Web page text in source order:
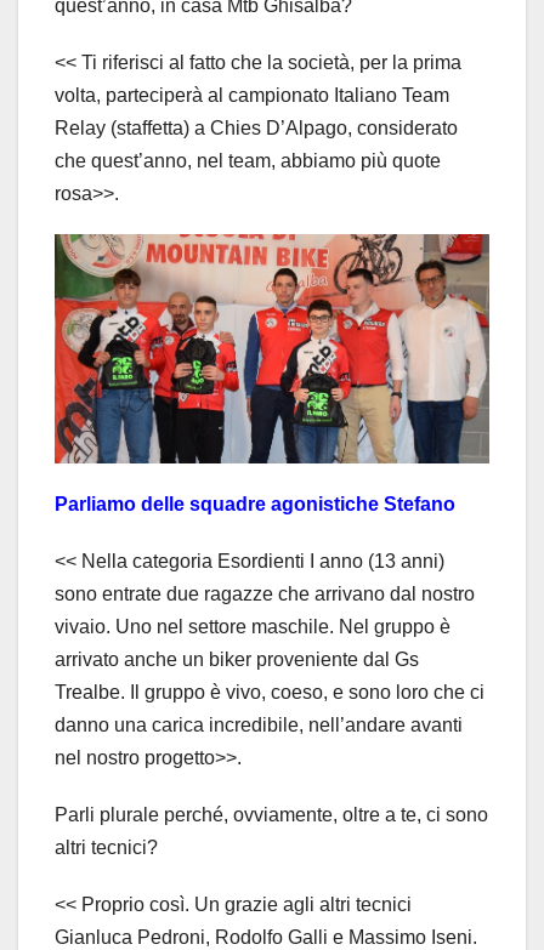
quest’anno, in casa Mtb Ghisalba?
<< Ti riferisci al fatto che la società, per la prima
volta, parteciperà al campionato Italiano Team
Relay (staffetta) a Chies D’Alpago, considerato
che quest’anno, nel team, abbiamo più quote
rosa>>.
Parliamo delle squadre agonistiche Stefano
<< Nella categoria Esordienti I anno (13 anni)
sono entrate due ragazze che arrivano dal nostro
vivaio. Uno nel settore maschile. Nel gruppo è
arrivato anche un biker proveniente dal Gs
Trealbe. Il gruppo è vivo, coeso, e sono loro che ci
danno una carica incredibile, nell’andare avanti
nel nostro progetto>>.
Parli plurale perché, ovviamente, oltre a te, ci sono
altri tecnici?
<< Proprio così. Un grazie agli altri tecnici
Gianluca Pedroni, Rodolfo Galli e Massimo Iseni.